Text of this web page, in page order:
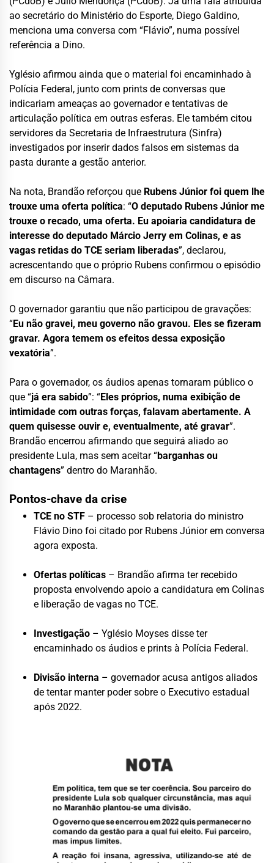
ao secretário do Ministério do Esporte, Diego Galdino,
menciona uma conversa com “Flávio”, numa possível
referência a Dino.
Yglésio afirmou ainda que o material foi encaminhado à
Polícia Federal, junto com prints de conversas que
indicariam ameaças ao governador e tentativas de
articulação política em outras esferas. Ele também citou
servidores da Secretaria de Infraestrutura (Sinfra)
investigados por inserir dados falsos em sistemas da
pasta durante a gestão anterior.
Na nota, Brandão reforçou que Rubens Júnior foi quem lhe
trouxe uma oferta política: “O deputado Rubens Júnior me
trouxe o recado, uma oferta. Eu apoiaria candidatura de
interesse do deputado Márcio Jerry em Colinas, e as
vagas retidas do TCE seriam liberadas”, declarou,
acrescentando que o próprio Rubens confirmou o episódio
em discurso na Câmara.
O governador garantiu que não participou de gravações:
“Eu não gravei, meu governo não gravou. Eles se fizeram
gravar. Agora temem os efeitos dessa exposição
vexatória”.
Para o governador, os áudios apenas tornaram público o
que “já era sabido”: “Eles próprios, numa exibição de
intimidade com outras forças, falavam abertamente. A
quem quisesse ouvir e, eventualmente, até gravar”.
Brandão encerrou afirmando que seguirá aliado ao
presidente Lula, mas sem aceitar “barganhas ou
chantagens” dentro do Maranhão.
Pontos-chave da crise
TCE no STF – processo sob relatoria do ministro
Flávio Dino foi citado por Rubens Júnior em conversa
agora exposta.
Ofertas políticas – Brandão afirma ter recebido
proposta envolvendo apoio a candidatura em Colinas
e liberação de vagas no TCE.
Investigação – Yglésio Moyses disse ter
encaminhado os áudios e prints à Polícia Federal.
Divisão interna – governador acusa antigos aliados
de tentar manter poder sobre o Executivo estadual
após 2022.